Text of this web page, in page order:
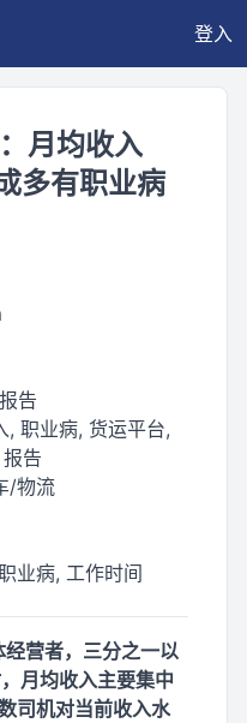
登入
月均收入
多有职业病
告
, 职业病, 货运平台,
告
/物流
业病, 工作时间
营者，三分之一以
月均收入主要集中
司机对当前收入水